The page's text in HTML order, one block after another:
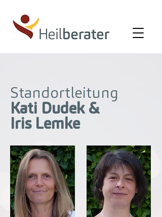
Standortleitung
Kati Dudek &
Iris Lemke